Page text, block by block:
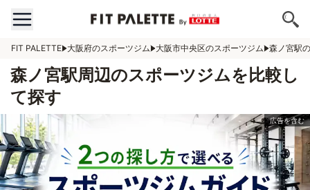
FIT PALETTE 大阪府のスポーツジム 大阪市中央区のスポーツジム 森ノ宮駅
森ノ宮駅周辺のスポーツジムを比較し
て探す